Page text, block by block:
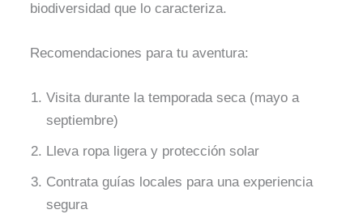
biodiversidad que lo caracteriza.
Recomendaciones para tu aventura:
Visita durante la temporada seca (mayo a
septiembre)
Lleva ropa ligera y protección solar
Contrata guías locales para una experiencia
segura